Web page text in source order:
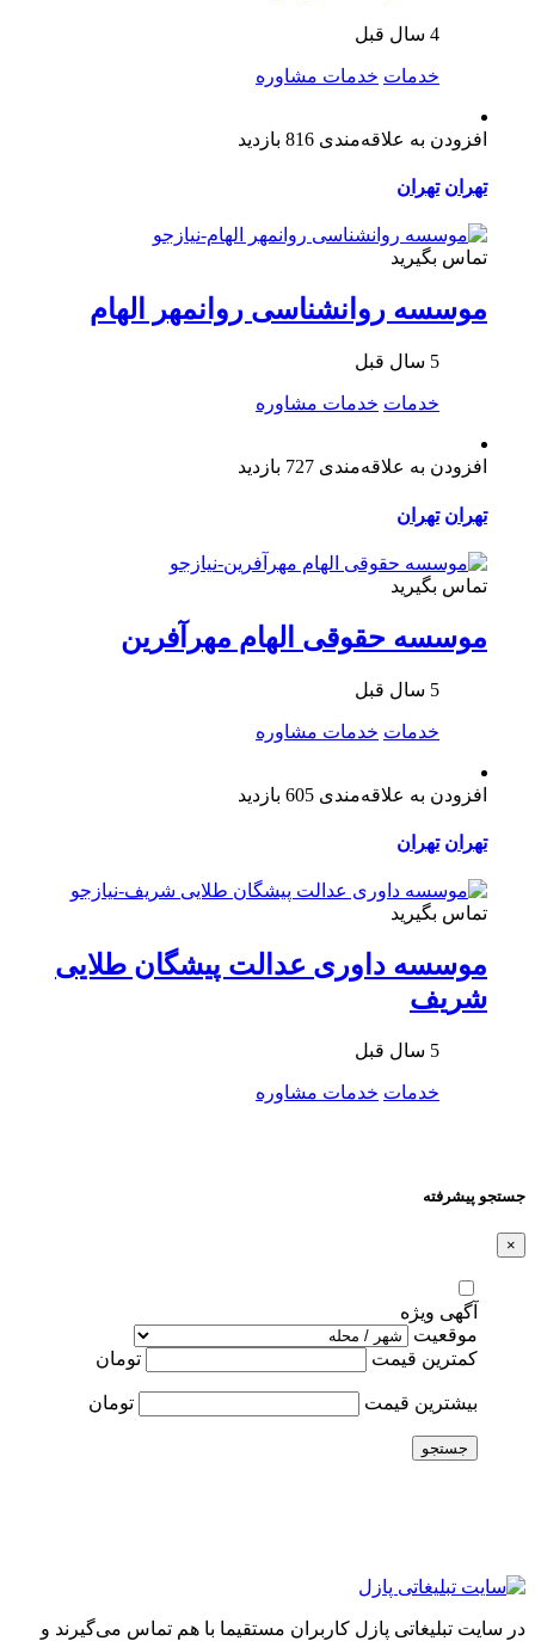
4 سال قبل
خدمات خدمات مشاوره
افزودن به علاقه‌مندی 816 بازدید
تهران تهران
تماس بگیرید
موسسه روانشناسی روانمهر الهام
5 سال قبل
خدمات خدمات مشاوره
افزودن به علاقه‌مندی 727 بازدید
تهران تهران
تماس بگیرید
موسسه حقوقی الهام مهرآفرین
5 سال قبل
خدمات خدمات مشاوره
افزودن به علاقه‌مندی 605 بازدید
تهران تهران
تماس بگیرید
موسسه داوری عدالت پیشگان طلایی
شریف
5 سال قبل
خدمات خدمات مشاوره
جستجو پیشرفته
×
آگهی ویژه
موقعیت
کمترین قیمت
تومان
بیشترین قیمت تومان
جستجو
در سایت تبلیغاتی پازل کاربران مستقیما با هم تماس می‌گیرند و